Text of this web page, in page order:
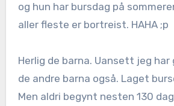
og hun har bursdag på
aller fleste er bortreist. HAHA ;p
Herlig de barna. Uansett jeg
de andre barna også. Laget
Men aldri begynt nesten 130